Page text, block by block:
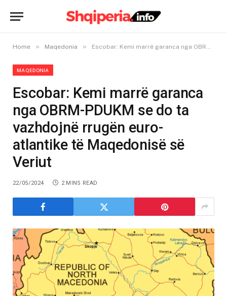
Home » Maqedonia » Escobar: Kemi marrë garanca nga OBRM-PDUKM se do ta vazhdojnë rrugën euro-atlantike të Maqedonisë së Veriut
MAQEDONIA
Escobar: Kemi marrë garanca
nga OBRM-PDUKM se do ta
vazhdojnë rrugën euro-
atlantike të Maqedonisë së
Veriut
22/05/2024 2 MINS READ